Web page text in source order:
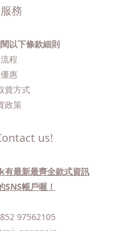
務
以下條款細則
程​
惠
貨方式
政策
us!
最新最齊全款式資訊
SNS帳戶喔！
97562105